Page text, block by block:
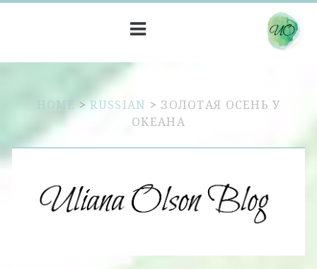
HOME>RUSSIAN > ЗОЛОТАЯ ОСЕНЬ У
ОКЕАНА